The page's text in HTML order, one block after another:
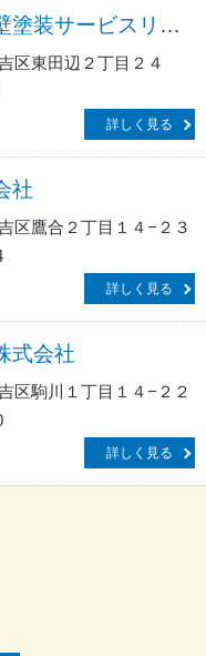
屋根修理・外壁塗装サービスリフォームの生活救急車ＪＢＲ
区東田辺２丁目２４
詳しく見る
社
区鷹合２丁目１４−２３
詳しく見る
式会社
区駒川１丁目１４−２２
詳しく見る